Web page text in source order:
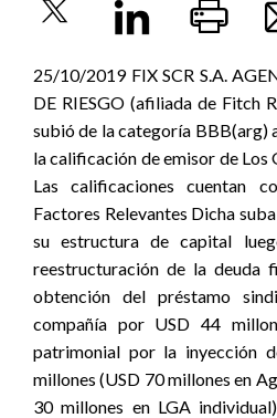
25/10/2019 FIX SCR S.A.
DE RIESGO (afiliada de Fitch
subió de la categoría BBB(arg)
la calificación de emisor de Los
Las calificaciones cuentan
Factores Relevantes Dicha
su estructura de capital
reestructuración de la deuda
obtención del préstamo
compañía por USD 44
patrimonial por la inyección
millones (USD 70 millones en
30 millones en LGA